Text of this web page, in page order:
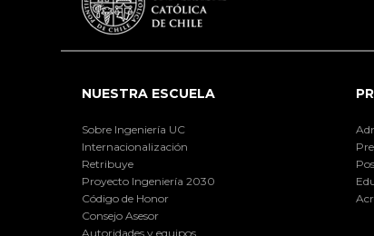
NUESTRA ESCUELA
Sobre Ingeniería UC
Internacionalización
Retribuye
Proyecto Ingeniería 2030
Código de Honor
Consejo Asesor
Autoridades y equipos